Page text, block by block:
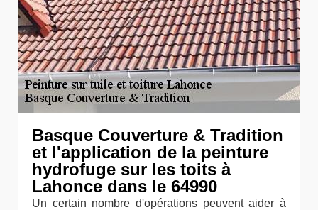
Basque Couverture & Tradition
et l'application de la peinture
hydrofuge sur les toits à
Lahonce dans le 64990
Un certain nombre d'opérations peuvent aider à